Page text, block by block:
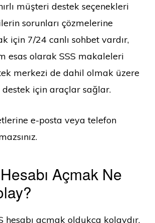
müşteri destek seçenekleri
sorunları çözmelerine
için 7/24 canlı sohbet vardır,
esas olarak SSS makaleleri
merkezi de dahil olmak üzere
için araçlar sağlar.
e-posta veya telefon
Açmak Ne
hesabı açmak oldukça kolaydır,